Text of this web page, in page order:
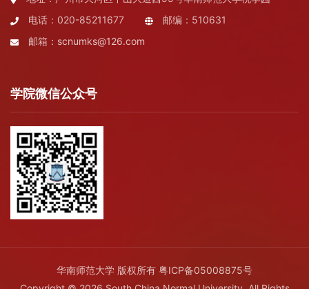
电话：020-85211677
邮编：510631
邮箱：scnumks@126.com
学院微信公众号
华南师范大学 版权所有 粤ICP备05008875号